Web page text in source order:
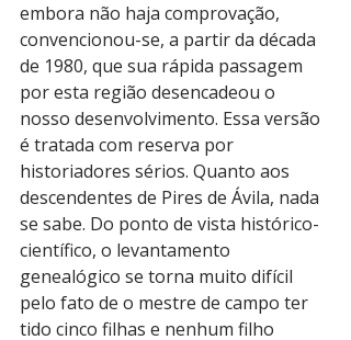
embora não haja comprovação,
convencionou-se, a partir da década
de 1980, que sua rápida passagem
por esta região desencadeou o
nosso desenvolvimento. Essa versão
é tratada com reserva por
historiadores sérios. Quanto aos
descendentes de Pires de Ávila, nada
se sabe. Do ponto de vista histórico-
científico, o levantamento
genealógico se torna muito difícil
pelo fato de o mestre de campo ter
tido cinco filhas e nenhum filho